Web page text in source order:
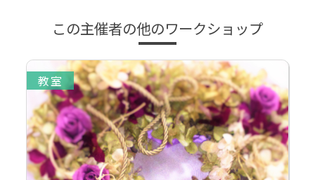
この主催者の他のワークショップ
教室